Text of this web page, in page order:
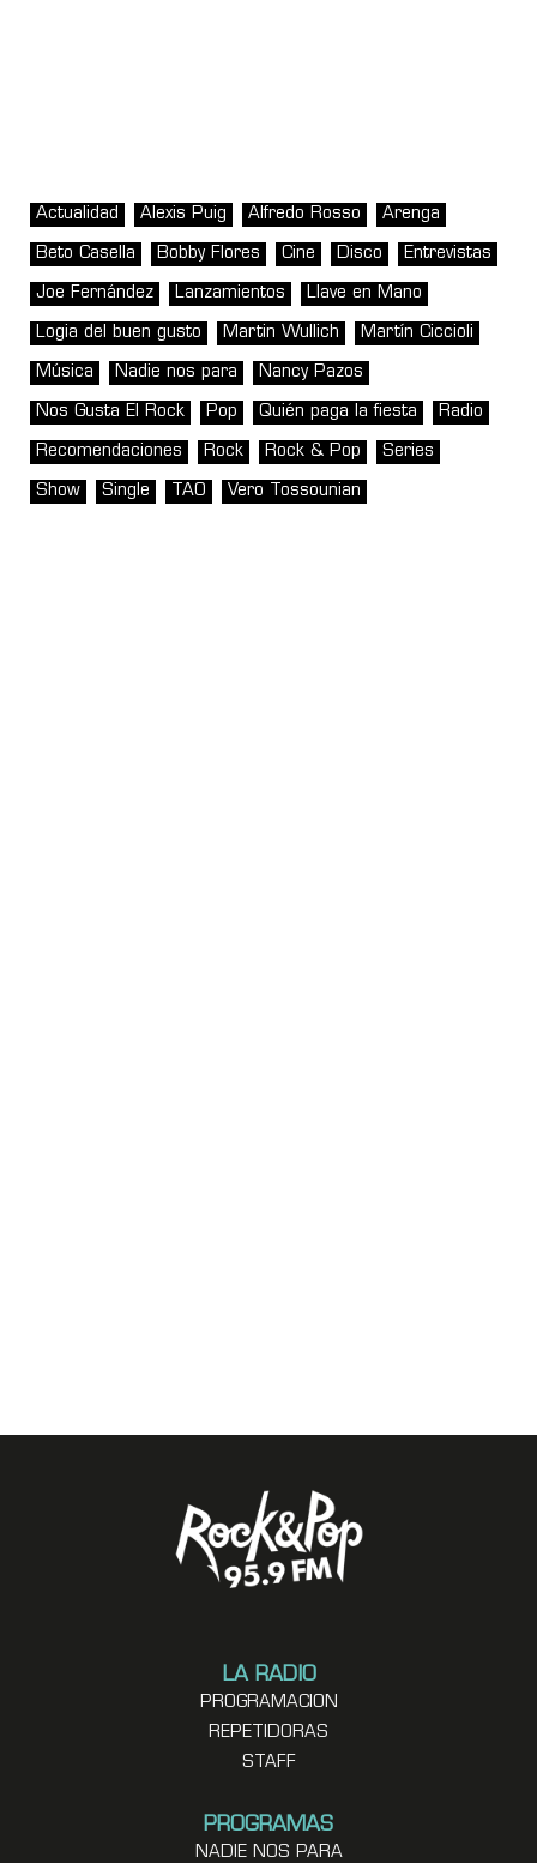
Actualidad Alexis Puig Alfredo Rosso Arenga
Beto Casella Bobby Flores Cine Disco Entrevistas
Joe Fernández Lanzamientos Llave en Mano
Logia del buen gusto Martin Wullich Martín Ciccioli
Música Nadie nos para Nancy Pazos
Nos Gusta El Rock Pop Quién paga la fiesta Radio
Recomendaciones Rock Rock & Pop Series
Show Single TAO Vero Tossounian
LA RADIO
PROGRAMACION
REPETIDORAS
STAFF
PROGRAMAS
NADIE NOS PARA